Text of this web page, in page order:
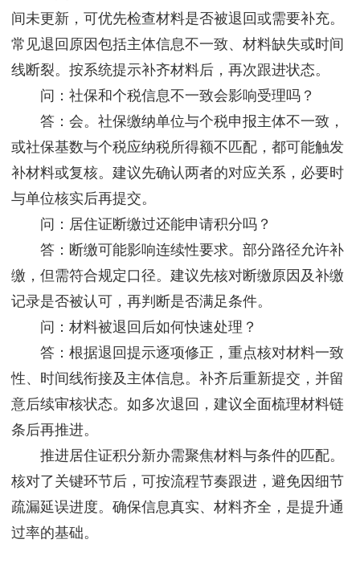
间未更新，可优先检查材料是否被退回或需要补充。
常见退回原因包括主体信息不一致、材料缺失或时间
线断裂。按系统提示补齐材料后，再次跟进状态。
问：社保和个税信息不一致会影响受理吗？
答：会。社保缴纳单位与个税申报主体不一致，
或社保基数与个税应纳税所得额不匹配，都可能触发
补材料或复核。建议先确认两者的对应关系，必要时
与单位核实后再提交。
问：居住证断缴过还能申请积分吗？
答：断缴可能影响连续性要求。部分路径允许补
缴，但需符合规定口径。建议先核对断缴原因及补缴
记录是否被认可，再判断是否满足条件。
问：材料被退回后如何快速处理？
答：根据退回提示逐项修正，重点核对材料一致
性、时间线衔接及主体信息。补齐后重新提交，并留
意后续审核状态。如多次退回，建议全面梳理材料链
条后再推进。
推进居住证积分新办需聚焦材料与条件的匹配。
核对了关键环节后，可按流程节奏跟进，避免因细节
疏漏延误进度。确保信息真实、材料齐全，是提升通
过率的基础。